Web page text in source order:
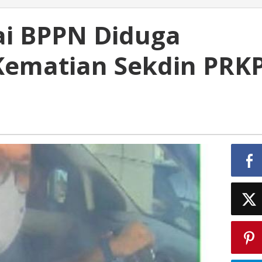
BPPN Diduga
Sekdin